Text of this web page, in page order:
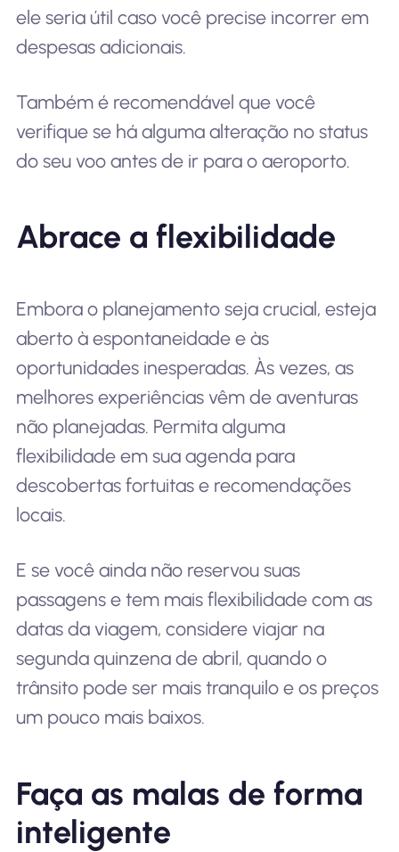
ele seria útil caso você precise incorrer em
despesas adicionais.
Também é recomendável que você
verifique se há alguma alteração no status
do seu voo antes de ir para o aeroporto.
Abrace a flexibilidade
Embora o planejamento seja crucial, esteja
aberto à espontaneidade e às
oportunidades inesperadas. Às vezes, as
melhores experiências vêm de aventuras
não planejadas. Permita alguma
flexibilidade em sua agenda para
descobertas fortuitas e recomendações
locais.
E se você ainda não reservou suas
passagens e tem mais flexibilidade com as
datas da viagem, considere viajar na
segunda quinzena de abril, quando o
trânsito pode ser mais tranquilo e os preços
um pouco mais baixos.
Faça as malas de forma
inteligente